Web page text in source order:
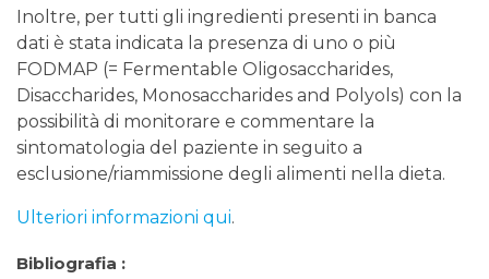
Inoltre, per tutti gli ingredienti presenti in banca
dati è stata indicata la presenza di uno o più
FODMAP (= Fermentable Oligosaccharides,
Disaccharides, Monosaccharides and Polyols) con la
possibilità di monitorare e commentare la
sintomatologia del paziente in seguito a
esclusione/riammissione degli alimenti nella dieta.
Ulteriori informazioni qui.
Bibliografia :